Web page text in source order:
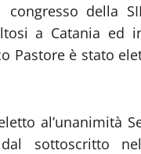
della
a Catania
Pastore è stato
al’unanimità
sottoscritto nel